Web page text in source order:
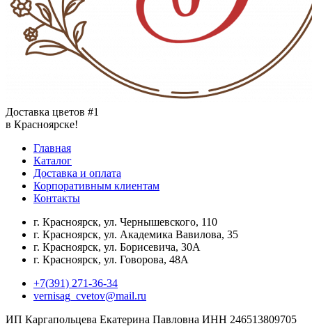
Доставка цветов #1
в Красноярске!
Главная
Каталог
Доставка и оплата
Корпоративным клиентам
Контакты
г. Красноярск, ул. Чернышевского, 110
г. Красноярск, ул. Академика Вавилова, 35
г. Красноярск, ул. Борисевича, 30А
г. Красноярск, ул. Говорова, 48А
+7(391) 271-36-34
vernisag_cvetov@mail.ru
ИП Каргапольцева Екатерина Павловна ИНН 246513809705